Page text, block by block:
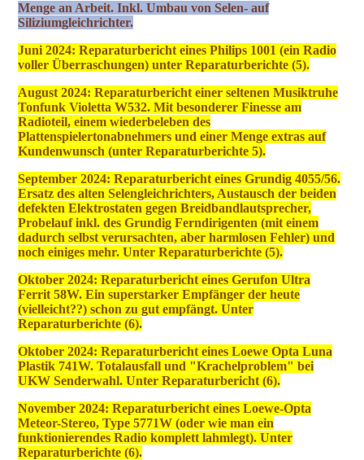
Menge an Arbeit. Inkl. Umbau von Selen- auf
Siliziumgleichrichter.
Juni 2024: Reparaturbericht eines Philips 1001 (ein Radio
voller Überraschungen) unter Reparaturberichte (5).
August 2024: Reparaturbericht einer seltenen Musiktruhe
Tonfunk Violetta W532. Mit besonderer Finesse am
Radioteil, einem wiederbeleben des
Plattenspielertonabnehmers und einer Menge extras auf
Kundenwunsch (unter Reparaturberichte 5).
September 2024: Reparaturbericht eines Grundig 4055/56.
Ersatz des alten Selengleichrichters, Austausch der beiden
defekten Elektrostaten gegen Breidbandlautsprecher,
Probelauf inkl. des Grundig Ferndirigenten (mit einem
dadurch selbst verursachten, aber harmlosen Fehler) und
noch einiges mehr. Unter Reparaturberichte (5).
Oktober 2024: Reparaturbericht eines Gerufon Ultra
Ferrit 58W. Ein superstarker Empfänger der heute
(vielleicht??) schon zu gut empfängt. Unter
Reparaturberichte (6).
Oktober 2024: Reparaturbericht eines Loewe Opta Luna
Plastik 741W. Totalausfall und "Krachelproblem" bei
UKW Senderwahl. Unter Reparaturbericht (6).
November 2024: Reparaturbericht eines Loewe-Opta
Meteor-Stereo, Type 5771W (oder wie man ein
funktionierendes Radio komplett lahmlegt). Unter
Reparaturberichte (6).